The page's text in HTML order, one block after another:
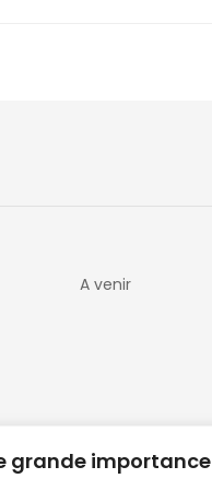
grande importance
A venir